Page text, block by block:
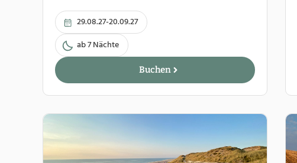
29.08.27-20.09.27
ab 7 Nächte
Buchen